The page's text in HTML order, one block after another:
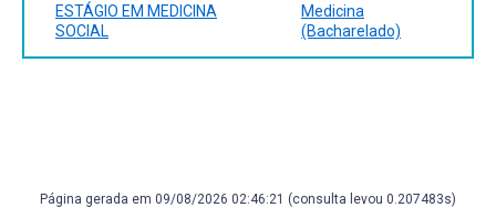
ESTÁGIO EM MEDICINA
SOCIAL
Medicina
(Bacharelado)
Página gerada em 09/08/2026 02:46:21 (consulta levou 0.207483s)